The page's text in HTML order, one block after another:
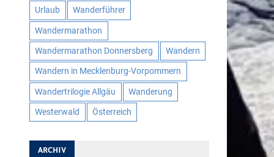
Urlaub Wanderführer
Wandermarathon
Wandermarathon Donnersberg Wandern
Wandern in Mecklenburg-Vorpommern
Wandertrilogie Allgäu Wanderung
Westerwald Österreich
ARCHIV